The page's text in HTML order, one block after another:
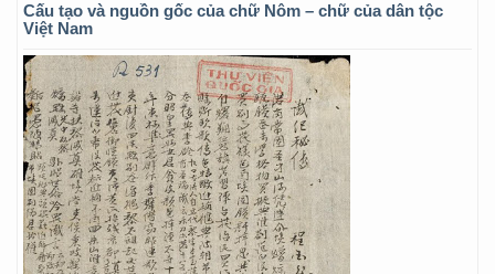
Cấu tạo và nguồn gốc của chữ Nôm – chữ của dân tộc
Việt Nam